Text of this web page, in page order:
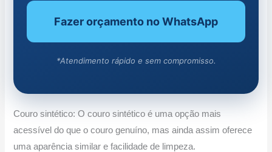
Fazer orçamento no WhatsApp
*Atendimento rápido e sem compromisso.
Couro sintético: O couro sintético é uma opção mais
acessível do que o couro genuíno, mas ainda assim oferece
uma aparência similar e facilidade de limpeza.